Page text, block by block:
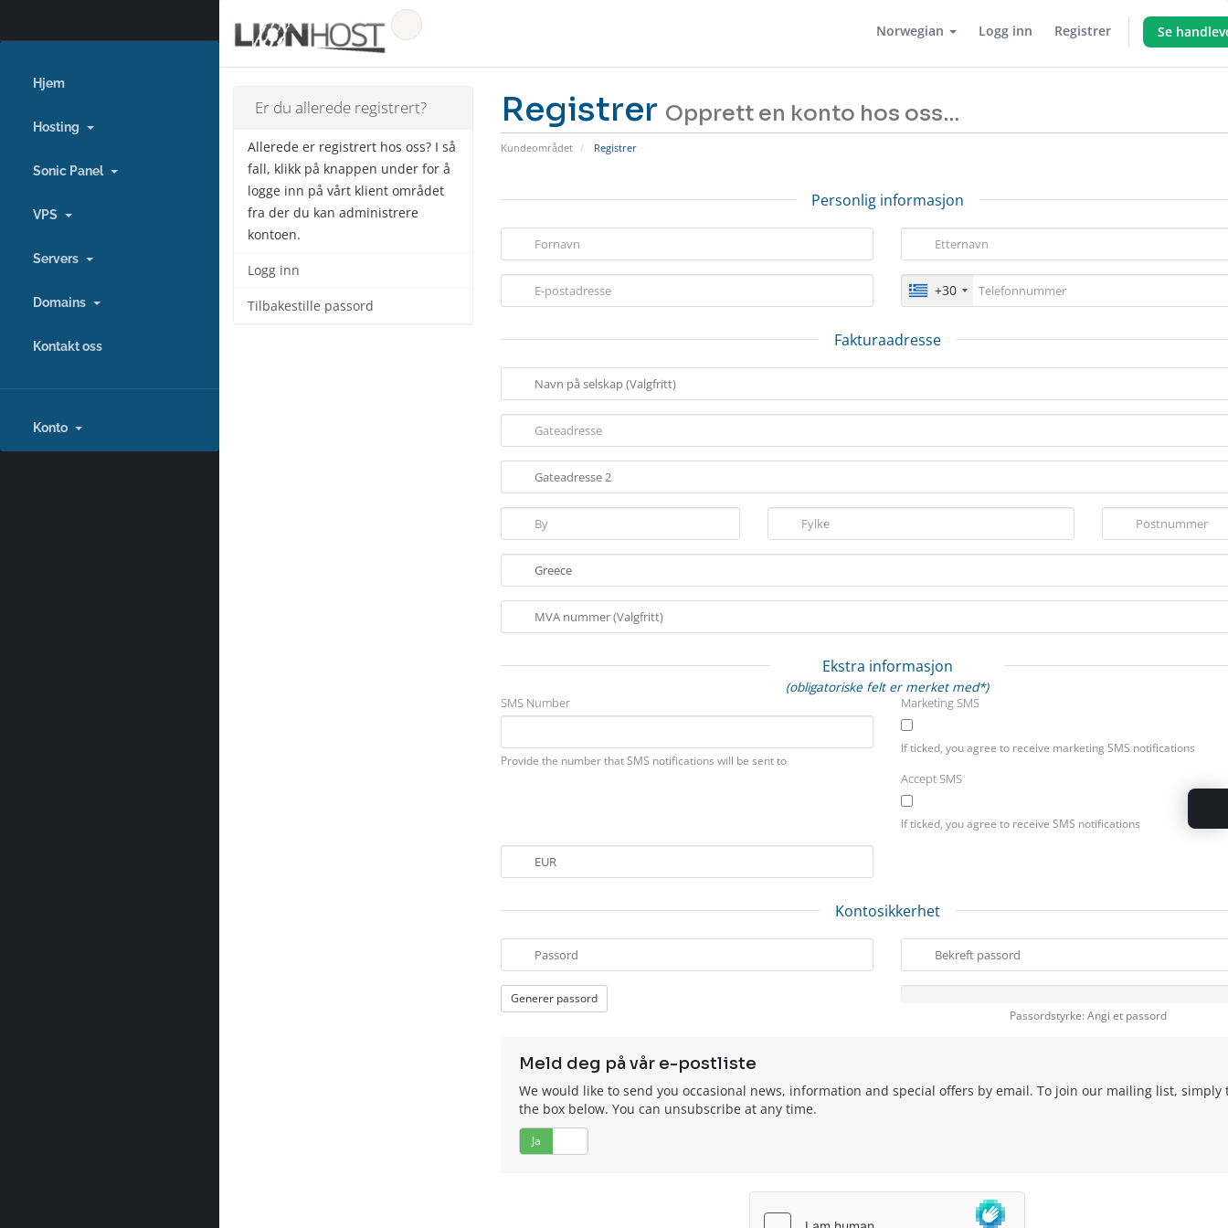
Norwegian Logg inn Registrer Se
Hjem
Hosting
Sonic Panel
VPS
Servers
Domains
Kontakt oss
Konto
Registrer Opprett en konto hos oss...
Kundeområdet Registrer
Er du allerede registrert?
Allerede er registrert hos oss? I så
fall, klikk på knappen under for å
logge inn på vårt klient området
fra der du kan administrere
kontoen.
Logg inn
Tilbakestille passord
Personlig informasjon
+30
Fakturaadresse
Ekstra informasjon
(obligatoriske felt er merket med*)
SMS Number
Provide the number that SMS notifications will be sent to
Marketing SMS
If ticked, you agree to receive marketing SMS notifications
Accept SMS
If ticked, you agree to receive SMS notifications
Kontosikkerhet
Generer passord
Passordstyrke: Angi et passord
Meld deg på vår e-postliste
We would like to send you occasional news, information and special offers by email. To join our mailing list, simply
the box below. You can unsubscribe at any time.
Ja